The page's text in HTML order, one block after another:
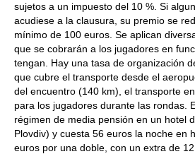
sujetos a un impuesto del 10 %. Si
acudiese a la clausura, su premio se
mínimo de 100 euros. Se aplican
que se cobrarán a los jugadores en
tengan. Hay una tasa de organización
que cubre el transporte desde el
del encuentro (140 km), el transporte
para los jugadores durante las rondas.
régimen de media pensión en un hotel
Plovdiv) y cuesta 56 euros la noche en
euros por una doble, con un extra de